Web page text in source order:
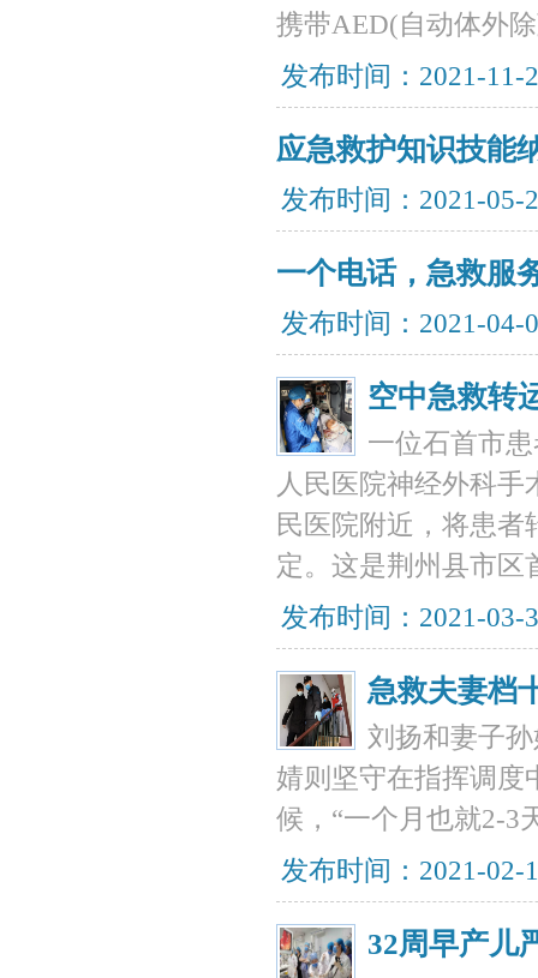
携带AED(自动体外
发布时间：2021-
应急救护知识技能
发布时间：2021-
一个电话，急救服
发布时间：2021-
空中急救转
一位石首市
人民医院神经外科
民医院附近，将患
定。这是荆州县市区
发布时间：2021-
急救夫妻档
刘扬和妻子
婧则坚守在指挥调度
候，“一个月也就2-3
发布时间：2021-
32周早产儿